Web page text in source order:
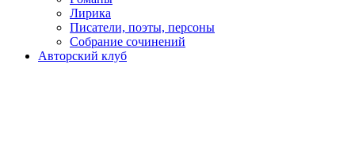
Лирика
Писатели, поэты, персоны
Собрание сочинений
Авторский клуб